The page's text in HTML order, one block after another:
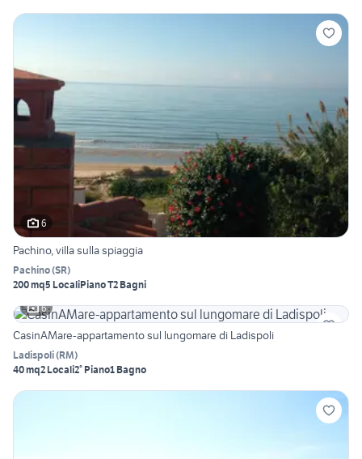
6
Pachino, villa sulla spiaggia
Pachino(SR)
200 mq5 LocaliPiano T2 Bagni
6
CasinAMare-appartamento sul lungomare di Ladispoli
Ladispoli(RM)
40 mq2 Locali2° Piano1 Bagno